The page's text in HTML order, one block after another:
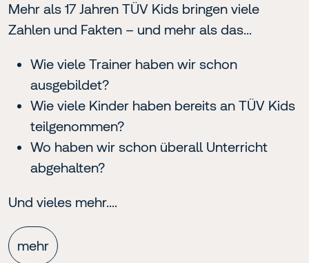
Mehr als 17 Jahren TÜV Kids bringen viele
Zahlen und Fakten – und mehr als das...
Wie viele Trainer haben wir schon
ausgebildet?
Wie viele Kinder haben bereits an TÜV Kids
teilgenommen?
Wo haben wir schon überall Unterricht
abgehalten?
Und vieles mehr....
mehr